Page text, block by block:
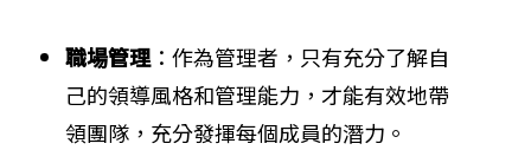
職場管理：作為管理者，只有充分了解自
己的領導風格和管理能力，才能有效地帶
領團隊，充分發揮每個成員的潛力。